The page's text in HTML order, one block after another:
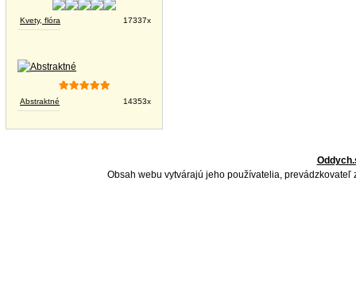
Kvety, flóra 17337x
Abstraktné 14353x
Obsah webu vytvárajú jeho používatelia,